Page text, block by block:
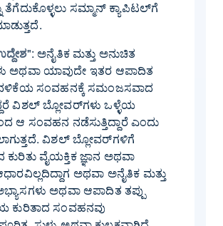
ತೆಗೆದುಕೊಳ್ಳಲು ಸಮ್ಮಾನ್ ಕ್ಯಾಪಿಟಲ್‌ಗೆ
": ಅನೈತಿಕ ಮತ್ತು ಅನುಚಿತ
ಅಥವಾ ಯಾವುದೇ ಇತರ ಆಪಾದಿತ
ಸಂವಹನಕ್ಕೆ ಸಮಂಜಸವಾದ
ವಿಶಲ್ ಬ್ಲೋವರ್‌ಗಳು ಒಳ್ಳೆಯ
ಆ ಸಂವಹನ ನಡೆಸುತ್ತಿದ್ದಾರೆ ಎಂದು
ವಿಶಲ್ ಬ್ಲೋವರ್‌ಗಳಿಗೆ
ವೈಯಕ್ತಿಕ ಜ್ಞಾನ ಅಥವಾ
ಅಥವಾ ಅನೈತಿಕ ಮತ್ತು
ಅಥವಾ ಆಪಾದಿತ ತಪ್ಪು
ಸಂವಹನವು